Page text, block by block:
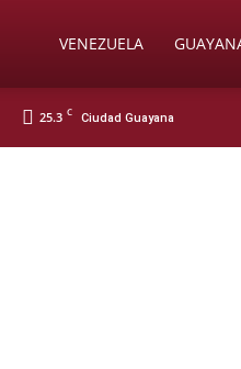
SoyVENEZUELA
25.3 C Ciudad Guayana